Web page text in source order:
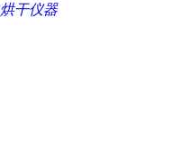
烘干仪器